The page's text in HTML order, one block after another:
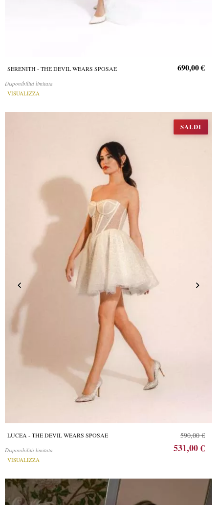
SERENITH - THE DEVIL WEARS SPOSAE
Disponibilità limitata
VISUALIZZA
690,00 €
SALDI
LUCEA - THE DEVIL WEARS SPOSAE
Disponibilità limitata
VISUALIZZA
590,00 €
531,00 €